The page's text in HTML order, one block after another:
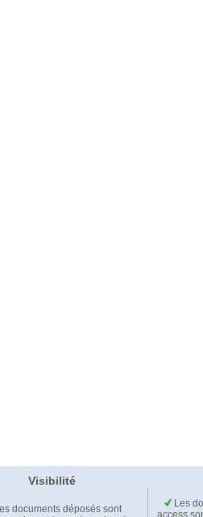
Visibilité
documents déposés sont
Les